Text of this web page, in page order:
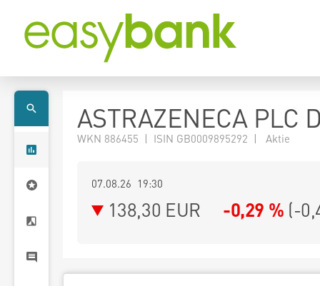
ASTRAZENECA PLC
WKN 886455 | ISIN GB0009895292 | Aktie
07.08.26 19:30
138,30 EUR -0,29 % (-